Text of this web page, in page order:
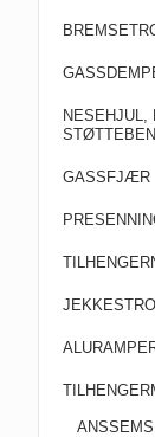
STØTTEBEN
GASSFJÆR